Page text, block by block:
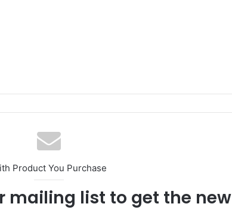
Product You Purchase
mailing list to get the new